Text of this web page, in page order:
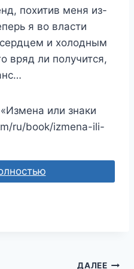
похитив меня из-
я во власти
и холодным
вряд ли получится,
или знаки
ru/book/izmena-ili-
ДАЛЕЕ